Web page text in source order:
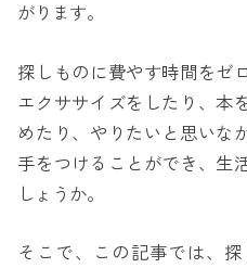
がります。
探しものに費やす時間をゼ
エクササイズをしたり、本
めたり、やりたいと思いな
手をつけることができ、生
しょうか。
そこで、この記事では、